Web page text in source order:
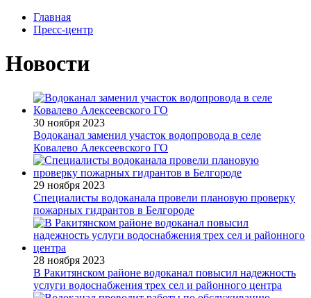
Главная
Пресс-центр
Новости
30 ноября 2023
Водоканал заменил участок водопровода в селе
Ковалево Алексеевского ГО
29 ноября 2023
Специалисты водоканала провели плановую проверку
пожарных гидрантов в Белгороде
28 ноября 2023
В Ракитянском районе водоканал повысил надежность
услуги водоснабжения трех сел и районного центра